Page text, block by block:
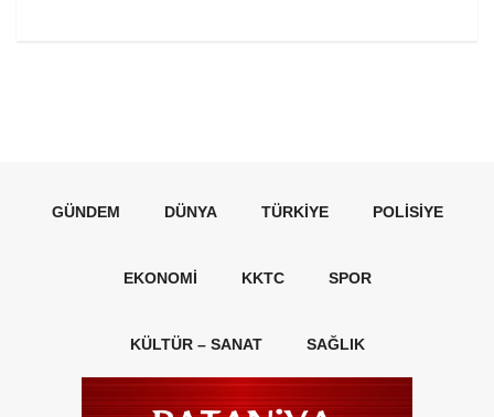
GÜNDEM DÜNYA TÜRKIYE POLISIYE
EKONOMI KKTC SPOR
KÜLTÜR – SANAT SAĞLIK